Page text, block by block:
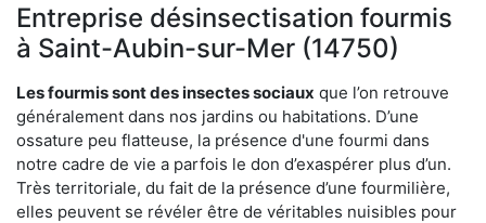
Entreprise désinsectisation fourmis
à Saint-Aubin-sur-Mer (14750)
Les fourmis sont des insectes sociaux que l’on retrouve
généralement dans nos jardins ou habitations. D’une
ossature peu flatteuse, la présence d'une fourmi dans
notre cadre de vie a parfois le don d’exaspérer plus d’un.
Très territoriale, du fait de la présence d’une fourmilière,
elles peuvent se révéler être de véritables nuisibles pour